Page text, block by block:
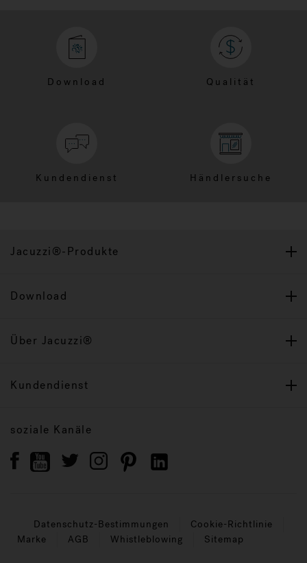
Download Qualität
Kundendienst Händlersuche
Jacuzzi®-Produkte
Download
Über Jacuzzi®
Kundendienst
soziale Kanäle
Datenschutz-Bestimmungen
Cookie-Richtlinie
Marke
AGB Whistleblowing Sitemap